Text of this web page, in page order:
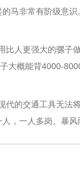
马非常有阶级意识
常会打一架来解
人更强大的骡子
概能背4000-
：1.砂.石材.水
的交通工具无法
，一人多岗。暴